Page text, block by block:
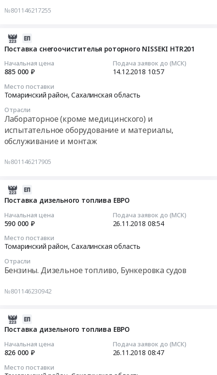
№801146217255
Поставка снегоочистителья роторного NISSEKI HTR201
Начальная цена
885 000 ₽
Подача заявок до (МСК)
14.12.2018 10:57
Место поставки
Томаринский район,Сахалинская область
Отрасли
Лабораторное (кроме медицинского) и
испытательное оборудование и материалы,
обслуживание и монтаж
№801146217905
Поставка дизельного топлива ЕВРО
Начальная цена
590 000 ₽
Подача заявок до (МСК)
26.11.2018 08:54
Место поставки
Томаринский район,Сахалинская область
Отрасли
Бензины. Дизельное топливо, Бункеровка судов
№801146230942
Поставка дизельного топлива ЕВРО
Начальная цена
826 000 ₽
Подача заявок до (МСК)
26.11.2018 08:47
Место поставки